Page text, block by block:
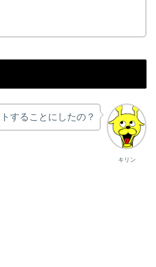
キリン
することにしたの？